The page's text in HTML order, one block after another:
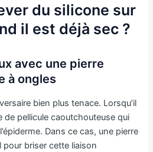
du silicone sur
il est déjà sec ?
avec une pierre
à ongles
bien plus tenace. Lorsqu’il
de pellicule caoutchouteuse qui
Dans ce cas, une pierre
pour briser cette liaison